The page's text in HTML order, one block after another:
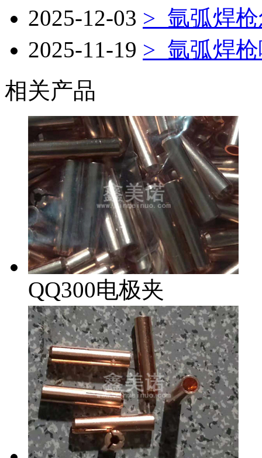
2025-12-03 > 氩弧焊
2025-11-19 > 氩弧焊
相关产品
QQ300电极夹